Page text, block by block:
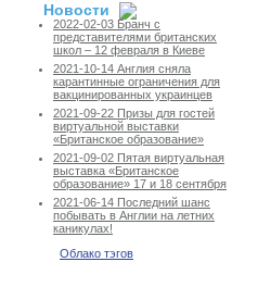
Новости
2022-02-03 Бранч с
представителями британских
школ – 12 февраля в Киеве
2021-10-14 Англия сняла
карантинные ограничения для
вакцинированных украинцев
2021-09-22 Призы для гостей
виртуальной выставки
«Британское образование»
2021-09-02 Пятая виртуальная
выставка «Британское
образование» 17 и 18 сентября
2021-06-14 Последний шанс
побывать в Англии на летних
каникулах!
Облако тэгов